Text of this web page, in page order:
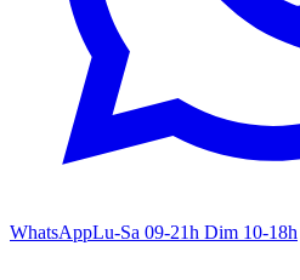
WhatsAppLu-Sa 09-21h Dim 10-18h